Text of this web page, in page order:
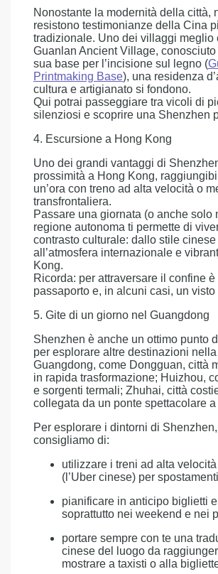
Nonostante la modernità della città,
resistono testimonianze della Cina
tradizionale. Uno dei villaggi meglio
Guanlan Ancient Village,
sua base per l’incisione sul legno (
Printmaking Base), una residenza
cultura e artigianato si fondono.
Qui potrai passeggiare tra vicoli di
silenziosi e scoprire una Shenzhen
4. Escursione a Hong Kong
Uno dei grandi vantaggi di
prossimità a Hong Kong,
un’ora con treno ad alta velocità o
transfrontaliera.
Passare una giornata (o anche solo
regione autonoma ti permette di
contrasto culturale: dallo stile
all’atmosfera internazionale e
Kong.
Ricorda: per attraversare il confine è
passaporto e, in alcuni casi, un visto
5. Gite di un giorno nel Guangdong
Shenzhen è anche un ottimo punto
per esplorare altre destinazioni
Guangdong, come Dongguan, città
in rapida trasformazione; Huizhou,
e sorgenti termali; Zhuhai, città
collegata da un ponte spettacolare a
Per esplorare i dintorni di
consigliamo di:
utilizzare i treni ad alta
(l’Uber cinese) per
pianificare in anticipo biglietti
soprattutto nei weekend e nei
portare sempre con te una
cinese del luogo da
mostrare a taxisti o alla